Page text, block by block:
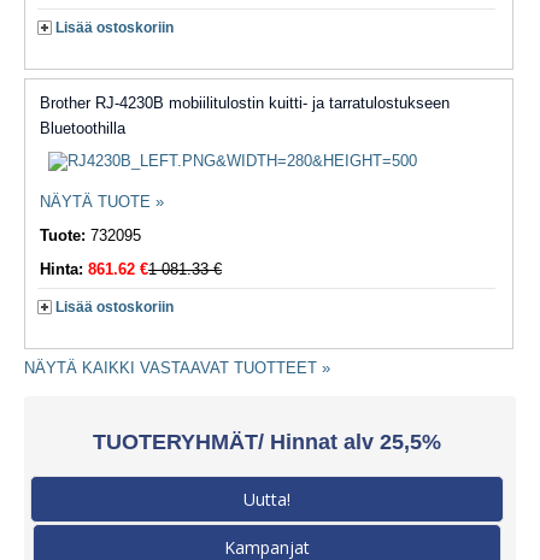
Lisää ostoskoriin
Brother RJ-4230B mobiilitulostin kuitti- ja tarratulostukseen
Bluetoothilla
NÄYTÄ TUOTE »
Tuote: 732095
Hinta: 861.62 €1 081.33 €
Lisää ostoskoriin
NÄYTÄ KAIKKI VASTAAVAT TUOTTEET »
TUOTERYHMÄT/ Hinnat alv 25,5%
Uutta!
Kampanjat